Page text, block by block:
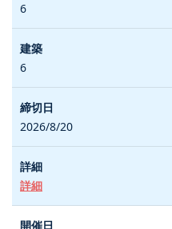
6
6
2026/8/20
詳細